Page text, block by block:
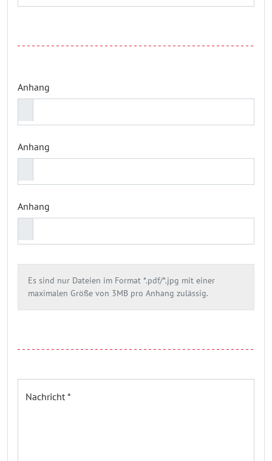
Anhang
Anhang
Anhang
Es sind nur Dateien im Format *.pdf/*.jpg mit einer
maximalen Größe von 3MB pro Anhang zulässig.
Nachricht *